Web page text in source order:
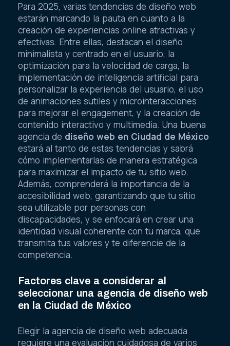
Para 2025, varias tendencias de diseño web
estarán marcando la pauta en cuanto a la
creación de experiencias online atractivas y
efectivas. Entre ellas, destacan el diseño
minimalista y centrado en el usuario, la
optimización para la velocidad de carga, la
implementación de inteligencia artificial para
personalizar la experiencia del usuario, el uso
de animaciones sutiles y microinteracciones
para mejorar el engagement, y la creación de
contenido interactivo y multimedia. Una buena
agencia de diseño web en Ciudad de México
estará al tanto de estas tendencias y sabrá
cómo implementarlas de manera estratégica
para maximizar el impacto de tu sitio web.
Además, comprenderá la importancia de la
accesibilidad web, garantizando que tu sitio
sea utilizable por personas con
discapacidades, y se enfocará en crear una
identidad visual coherente con tu marca, que
transmita tus valores y te diferencie de la
competencia.
Factores clave a considerar al
seleccionar una agencia de diseño web
en la Ciudad de México
Elegir la agencia de diseño web adecuada
requiere una evaluación cuidadosa de varios